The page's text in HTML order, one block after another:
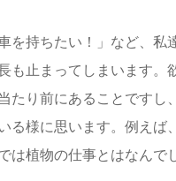
を持ちたい！」など、私
も止まってしまいます。
たり前にあることですし
る様に思います。例えば
は植物の仕事とはなんで